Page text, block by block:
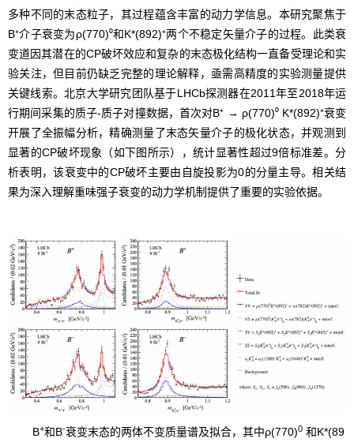
多种不同的末态粒子，其过程蕴含丰富的动力学信息。本研究聚焦于
B⁺介子衰变为ρ(770)⁰和K*(892)⁺两个不稳定矢量介子的过程。此类衰
变道因其潜在的CP破坏效应和复杂的末态极化结构一直备受理论和实
验关注，但目前仍缺乏完整的理论解释，亟需高精度的实验测量提供
关键线索。北京大学研究团队基于LHCb探测器在2011年至2018年运
行期间采集的质子-质子对撞数据，首次对B⁺ → ρ(770)⁰ K*(892)⁺衰变
开展了全振幅分析，精确测量了末态矢量介子的极化状态，并观测到
显著的CP破坏现象（如下图所示），统计显著性超过9倍标准差。分
析表明，该衰变中的CP破坏主要由自旋投影为0的分量主导。相关结
果为深入理解重味强子衰变的动力学机制提供了重要的实验依据。
B+和B-衰变末态的两体不变质量谱及拟合，其中ρ(770)0和K*(89